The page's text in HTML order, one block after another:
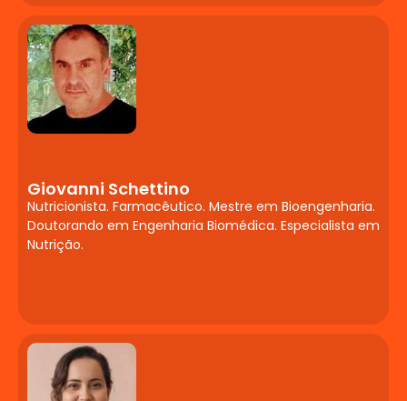
transtornos de aprendizagem ou
desenvolvimento causem problemas de
aprendizagem ou comportamento.
Enfoque na formação continuada da
equipe pedagógica para
reconhecimento, encaminhamento e
escola. Planejamento e mediação
pedagógica para alunos com deficiência,
transtornos do desenvolvimento e altas
habilidades. A diversidade como princípio
para a
Neuropsicopedagogia
Giovanni Schettino
Nutricionista. Farmacêutico. Mestre em Bioengenharia.
Doutorando em Engenharia Biomédica. Especialista em
Nutrição.